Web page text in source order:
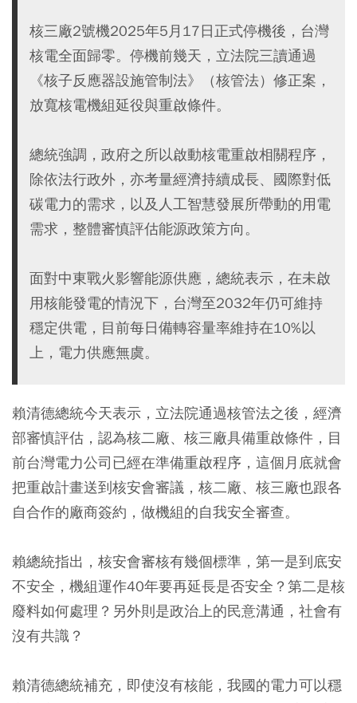
核三廠2號機2025年5月17日正式停機後，台灣
核電全面歸零。停機前幾天，立法院三讀通過
《核子反應器設施管制法》（核管法）修正案，
放寬核電機組延役與重啟條件。
總統強調，政府之所以啟動核電重啟相關程序，
除依法行政外，亦考量經濟持續成長、國際對低
碳電力的需求，以及人工智慧發展所帶動的用電
需求，整體審慎評估能源政策方向。
面對中東戰火影響能源供應，總統表示，在未啟
用核能發電的情況下，台灣至2032年仍可維持
穩定供電，目前每日備轉容量率維持在10%以
上，電力供應無虞。
賴清德總統今天表示，立法院通過核管法之後，經濟
部審慎評估，認為核二廠、核三廠具備重啟條件，目
前台灣電力公司已經在準備重啟程序，這個月底就會
把重啟計畫送到核安會審議，核二廠、核三廠也跟各
自合作的廠商簽約，做機組的自我安全審查。
賴總統指出，核安會審核有幾個標準，第一是到底安
不安全，機組運作40年要再延長是否安全？第二是核
廢料如何處理？另外則是政治上的民意溝通，社會有
沒有共識？
賴清德總統補充，即使沒有核能，我國的電力可以穩